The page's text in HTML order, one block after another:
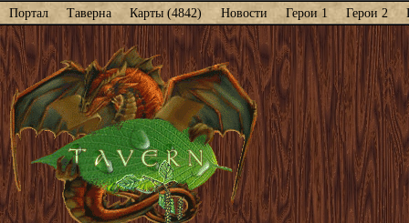
Портал Таверна Карты (4842) Новости Герои 1 Герои 2